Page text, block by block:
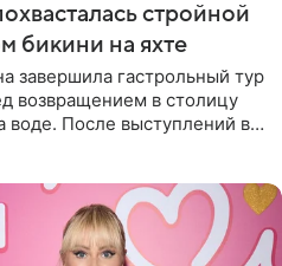
стройной
бикини на яхте
завершила гастрольный тур
возвращением в столицу
воде. После выступлений в